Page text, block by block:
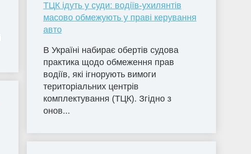
ТЦК ідуть у суди: водіїв-ухилянтів
масово обмежують у праві керування
авто
В Україні набирає обертів судова
практика щодо обмеження прав
водіїв, які ігнорують вимоги
територіальних центрів
комплектування (ТЦК). Згідно з
онов...